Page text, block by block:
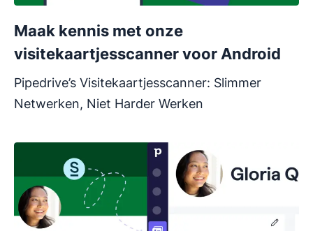
Maak kennis met onze
visitekaartjesscanner voor Android
Pipedrive’s Visitekaartjesscanner: Slimmer
Netwerken, Niet Harder Werken